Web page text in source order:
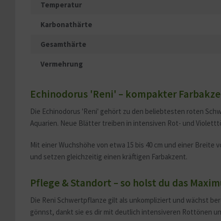
Temperatur
Karbonathärte
Gesamthärte
Vermehrung
Echinodorus 'Reni' – kompakter
Die Echinodorus 'Reni' gehört zu den beliebtesten roten
Aquarien. Neue Blätter treiben in intensiven Rot- und
Mit einer Wuchshöhe von etwa 15 bis 40 cm und einer
und setzen gleichzeitig einen kräftigen Farbakzent.
Pflege & Standort – so holst du das
Die Reni Schwertpflanze gilt als unkompliziert und wächst
gönnst, dankt sie es dir mit deutlich intensiveren Rottönen